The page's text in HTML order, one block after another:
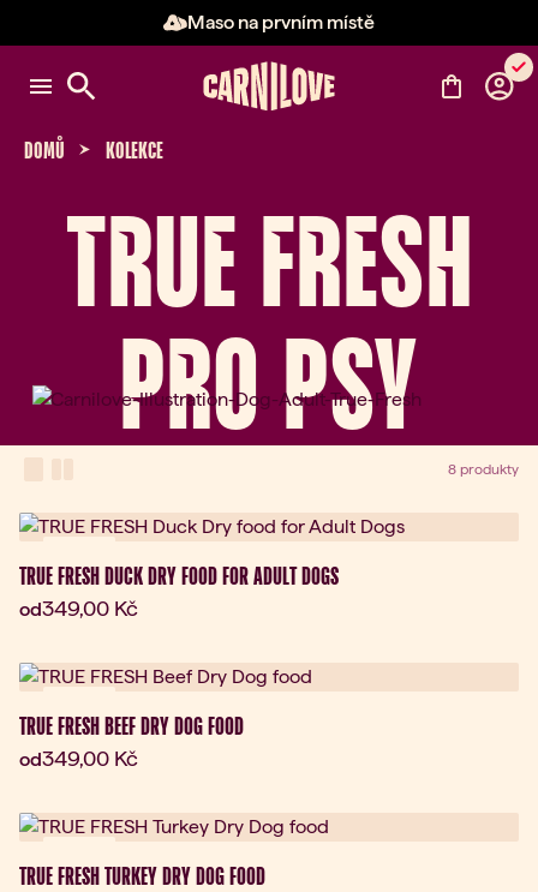
Maso na prvním místě
Položka 2 z 3: Maso na prvním
DOMŮ KOLEKCE
TRUE FRESH
PRO PSY
8 produkty
TRUE FRESH DUCK DRY FOOD FOR ADULT DOGS
odAktuální cena:
349,00 Kč
TRUE FRESH BEEF DRY DOG FOOD
odAktuální cena:
349,00 Kč
TRUE FRESH TURKEY DRY DOG FOOD